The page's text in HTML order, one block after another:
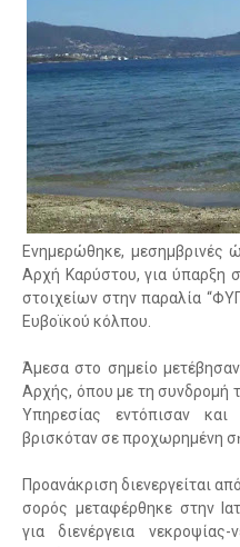
Ενημερώθηκε, μεσημβρινές
Αρχή Καρύστου, για ύπαρξη
στοιχείων στην παραλία
Ευβοϊκού κόλπου.
Άμεσα στο σημείο
Αρχής, όπου με τη συνδρομή
Υπηρεσίας εντόπισαν
βρισκόταν σε προχωρημένη
Προανάκριση διενεργείται
σορός μεταφέρθηκε στην
για διενέργεια